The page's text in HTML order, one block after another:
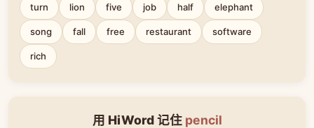
turn lion five job half elephant
song fall free restaurant software
rich
用 HiWord 记住 pencil